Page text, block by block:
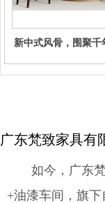
新中式风骨，围聚千
广东梵致家具有
如今，广东梵
+油漆车间，旗